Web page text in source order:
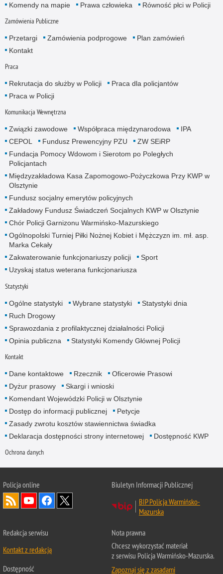
Komendy na mapie
Prawa człowieka Równość płci w Policji
Zamówienia Publiczne
Przetargi Zamówienia podprogowe
Plan zamówień
Kontakt
Praca
Rekrutacja do służby w Policji
Praca dla policjantów
Praca w Policji
Komunikacja Wewnętrzna
Związki zawodowe Współpraca międzynarodowa
IPA
CEPOL
Fundusz Prewencyjny PZU
ZW SEiRP
Fundacja Pomocy Wdowom i Sierotom po Poległych
Policjantach
Międzyzakładowa Kasa Zapomogowo-Pożyczkowa Przy KWP w
Olsztynie
Fundusz socjalny emerytów policyjnych
Zakładowy Fundusz Świadczeń Socjalnych KWP w Olsztynie
Chór Policji Garnizonu Warmińsko-Mazurskiego
Ogólnopolski Turniej Piłki Nożnej Kobiet i Mężczyzn im. mł. asp.
Marka Cekały
Zakwaterowanie funkcjonariuszy policji
Sport
Uzyskaj status weterana funkcjonariusza
Statystyki
Ogólne statystyki Wybrane statystyki
Statystyki dnia
Ruch Drogowy
Sprawozdania z profilaktycznej działalności Policji
Opinia publiczna
Statystyki Komendy Głównej Policji
Kontakt
Dane kontaktowe Rzecznik
Oficerowie Prasowi
Dyżur prasowy
Skargi i wnioski
Komendant Wojewódzki Policji w Olsztynie
Dostęp do informacji publicznej
Petycje
Zasady zwrotu kosztów stawiennictwa świadka
Deklaracja dostępności strony internetowej
Dostępność KWP
Ochrona danych
Policja online
Biuletyn Informacji Publicznej
BIP Policja Warmińsko-
Mazurska
Redakcja serwisu
Kontakt z redakcją
Dostępność
Nota prawna
Chcesz wykorzystać materiał
z serwisu Policja Warmińsko-Mazurska.
Zapoznaj się z zasadami